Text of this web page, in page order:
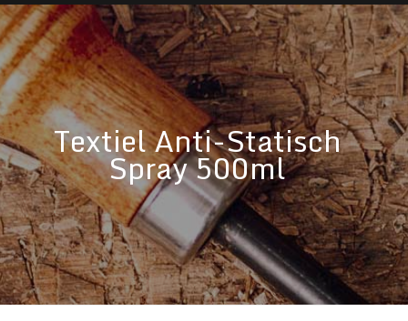
Textiel Anti-Statisch
Spray 500ml